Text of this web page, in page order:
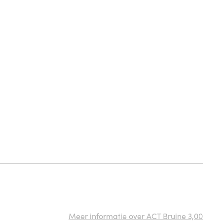
Meer informatie over ACT Bruine 3,00